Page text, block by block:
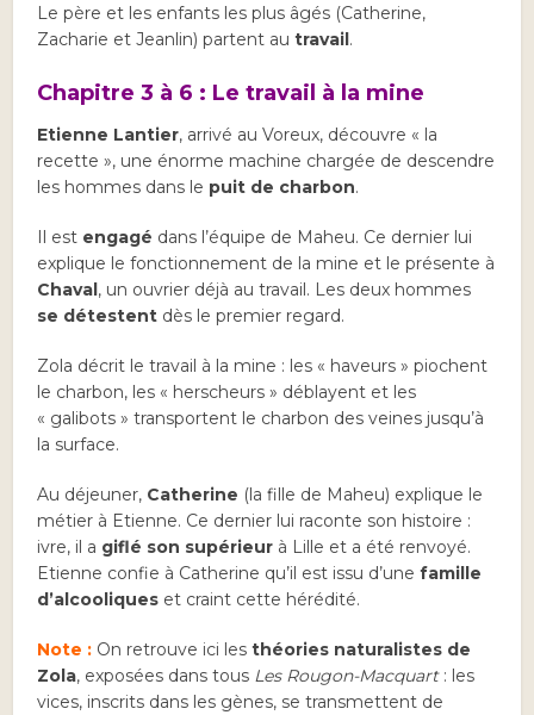
Le père et les enfants les plus âgés (Catherine,
Zacharie et Jeanlin) partent autravail.
Chapitre 3 à 6 : Le travail à la mine
Etienne Lantier, arrivé au Voreux, découvre « la
recette », une énorme machine chargée de descendre
les hommes dans le puit de charbon.
Il est engagé dans l’équipe de Maheu. Ce dernier lui
explique le fonctionnement de la mine et le présente à
Chaval, un ouvrier déjà au travail. Les deux hommes
se détestent dès le premier regard.
Zola décrit le travail à la mine : les « haveurs » piochent
le charbon, les « herscheurs » déblayent et les
« galibots » transportent le charbon des veines jusqu’à
la surface.
Au déjeuner, Catherine (la fille de Maheu) explique le
métier à Etienne. Ce dernier lui raconte son histoire :
ivre, il a giflé son supérieur à Lille et a été renvoyé.
Etienne confie à Catherine qu’il est issu d’une famille
d’alcooliques et craint cette hérédité.
Note : On retrouve ici lesthéories naturalistes de
Zola, exposées dans tous Les Rougon-Macquart: les
vices, inscrits dans les gènes, se transmettent de